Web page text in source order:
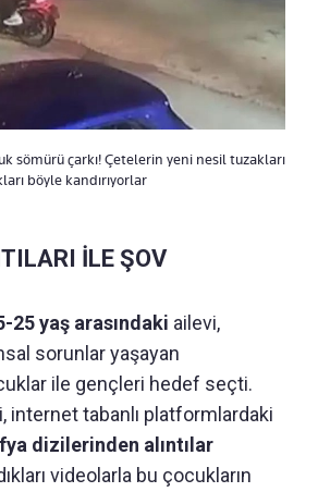
sömürü çarkı! Çetelerin yeni nesil tuzakları
böyle kandırıyorlar
İLE ŞOV
25 yaş arasındaki ailevi,
sorunlar yaşayan
ile gençleri hedef seçti.
internet tabanlı platformlardaki
dizilerinden alıntılar
videolarla bu çocukların